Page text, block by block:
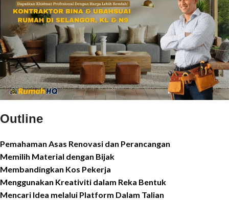
Outline
Pemahaman Asas Renovasi dan Perancangan
Memilih Material dengan Bijak
Membandingkan Kos Pekerja
Menggunakan Kreativiti dalam Reka Bentuk
Mencari Idea melalui Platform Dalam Talian